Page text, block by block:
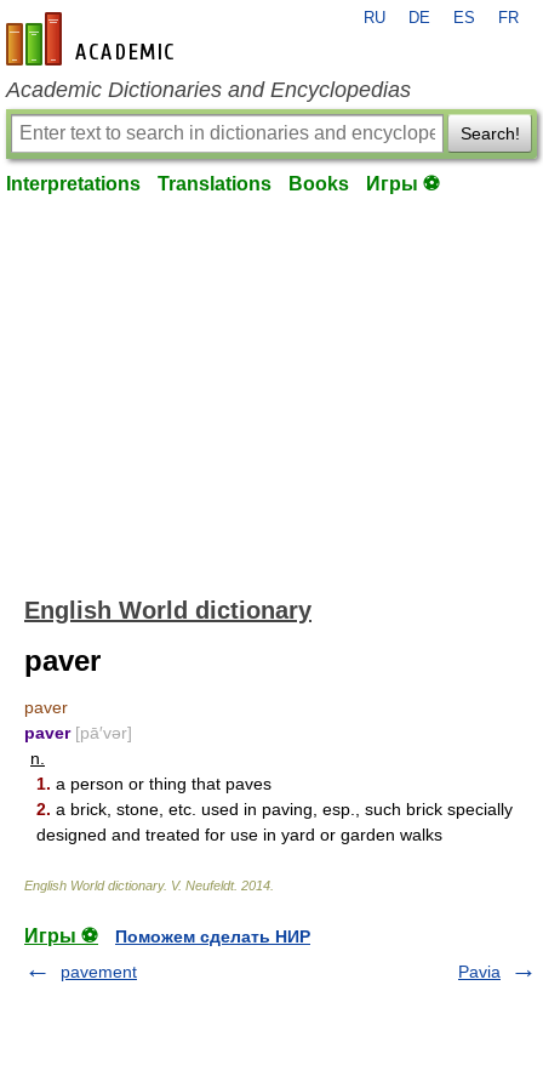
en-academic.com
RU DE ES FR
Academic Dictionaries and Encyclopedias
Search!
Interpretations Translations Books Игры ⚽
English World dictionary
paver
paver
paver [pā′vər]
n.
1. a person or thing that paves
2. a brick, stone, etc. used in paving, esp., such brick specially
designed and treated for use in yard or garden walks
English World dictionary. V. Neufeldt. 2014
Игры ⚽
Поможем сделать НИР
pavement
Pavia